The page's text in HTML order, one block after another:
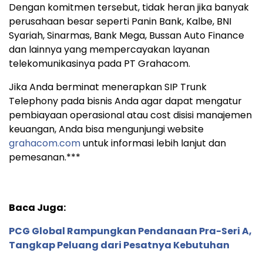
Dengan komitmen tersebut, tidak heran jika banyak
perusahaan besar seperti Panin Bank, Kalbe, BNI
Syariah, Sinarmas, Bank Mega, Bussan Auto Finance
dan lainnya yang mempercayakan layanan
telekomunikasinya pada PT Grahacom.
Jika Anda berminat menerapkan SIP Trunk
Telephony pada bisnis Anda agar dapat mengatur
pembiayaan operasional atau cost disisi manajemen
keuangan, Anda bisa mengunjungi website
grahacom.comuntuk informasi lebih lanjut dan
pemesanan.***
Baca Juga:
PCG Global Rampungkan Pendanaan Pra-Seri A,
Tangkap Peluang dari Pesatnya Kebutuhan